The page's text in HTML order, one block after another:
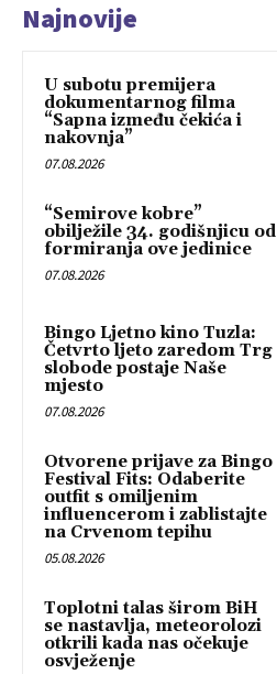
Najnovije
U subotu premijera
dokumentarnog filma
“Sapna između čekića i
nakovnja”
07.08.2026
“Semirove kobre”
obilježile 34. godišnjicu od
formiranja ove jedinice
07.08.2026
Bingo Ljetno kino Tuzla:
Četvrto ljeto zaredom Trg
slobode postaje Naše
mjesto
07.08.2026
Otvorene prijave za Bingo
Festival Fits: Odaberite
outfit s omiljenim
influencerom i zablistajte
na Crvenom tepihu
05.08.2026
Toplotni talas širom BiH
se nastavlja, meteorolozi
otkrili kada nas očekuje
osvježenje